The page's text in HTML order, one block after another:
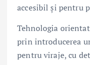
accesibil și pentru
Tehnologia
prin introducerea
pentru viraje, cu